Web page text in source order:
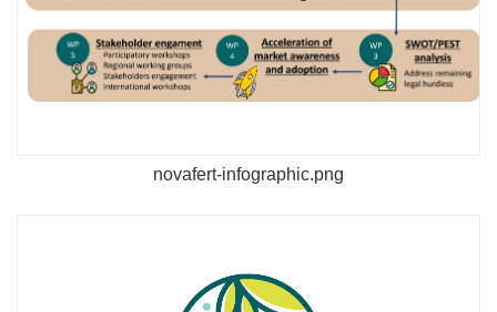
novafert-infographic.png